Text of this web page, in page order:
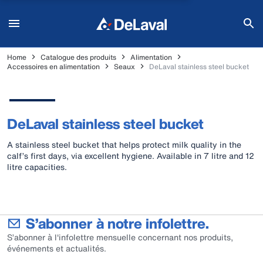
Home Catalogue des produits
Alimentation
Accessoires en alimentation
Seaux DeLaval stainless steel bucket
DeLaval stainless steel bucket
A stainless steel bucket that helps protect milk quality in the
calf’s first days, via excellent hygiene. Available in 7 litre and 12
litre capacities.
S’abonner à notre infolettre.
S’abonner à l'infolettre mensuelle concernant nos produits,
événements et actualités.